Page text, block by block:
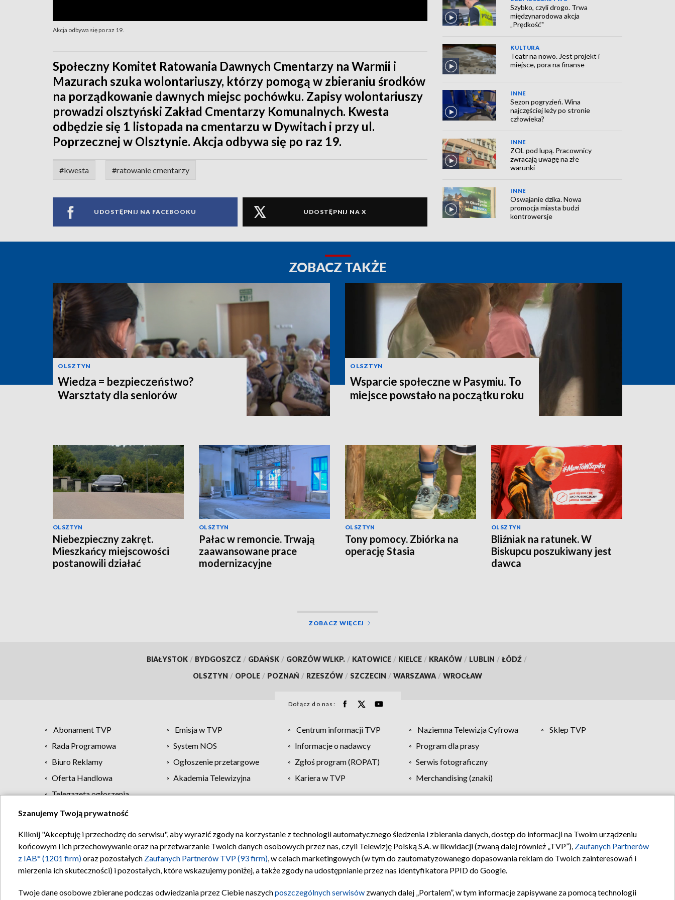
Akcja odbywa się po raz 19.
Społeczny Komitet Ratowania Dawnych Cmentarzy na Warmii i
Mazurach szuka wolontariuszy, którzy pomogą w zbieraniu środków
na porządkowanie dawnych miejsc pochówku. Zapisy wolontariuszy
prowadzi olsztyński Zakład Cmentarzy Komunalnych. Kwesta
odbędzie się 1 listopada na cmentarzu w Dywitach i przy ul.
Poprzecznej w Olsztynie. Akcja odbywa się po raz 19.
#kwesta #ratowanie cmentarzy
UDOSTĘPNIJ NA FACEBOOKU UDOSTĘPNIJ NA X
Szybko, czyli drogo. Trwa
międzynarodowa akcja
„Prędkość"
KULTURA
Teatr na nowo. Jest projekt i
miejsce, pora na finanse
INNE
Sezon pogryzień. Wina
najczęściej leży po stronie
człowieka?
INNE
ZOL pod lupą. Pracownicy
zwracają uwagę na złe
warunki
INNE
Oswajanie dzika. Nowa
promocja miasta budzi
kontrowersje
ZOBACZ TAKŻE
OLSZTYN
Wiedza = bezpieczeństwo?
Warsztaty dla seniorów
OLSZTYN
Wsparcie społeczne w Pasymiu. To
miejsce powstało na początku roku
OLSZTYN
Niebezpieczny zakręt.
Mieszkańcy miejscowości
postanowili działać
OLSZTYN
Pałac w remoncie. Trwają
zaawansowane prace
modernizacyjne
OLSZTYN
Tony pomocy. Zbiórka na
operację Stasia
OLSZTYN
Bliźniak na ratunek. W
Biskupcu poszukiwany jest
dawca
ZOBACZ WIĘCEJ
BIAŁYSTOK / BYDGOSZCZ / GDAŃSK / GORZÓW WLKP. / KATOWICE / KIELCE / KRAKÓW / LUBLIN / ŁÓDŹ /
OLSZTYN / OPOLE / POZNAŃ / RZESZÓW / SZCZECIN / WARSZAWA / WROCŁAW
Dołącz do nas:
Abonament TVP Emisja w TVP Centrum informacji TVP Naziemna Telewizja Cyfrowa
Sklep TVP
Rada Programowa
System NOS Informacje o nadawcy
Program dla prasy
Biuro Reklamy
Ogłoszenie przetargowe Zgłoś program (ROPAT)
Serwis fotograficzny
Oferta Handlowa
Akademia Telewizyjna Kariera w TVP
Merchandising (znaki)
Telegazeta ogłoszenia
Regulamin TVP Polityka prywatności Moje zgody Pomoc Biuro reklamy Kontakt
Szanujemy Twoją prywatność
Kliknij "Akceptuję i przechodzę do serwisu", aby wyrazić zgody na korzystanie z technologii automatycznego śledzenia i zbierania danych, dostęp do informacji na Twoim urządzeniu
końcowym i ich przechowywanie oraz na przetwarzanie Twoich danych osobowych przez nas, czyli Telewizję Polską S.A. w likwidacji (zwaną dalej również „TVP”), Zaufanych Partnerów
z IAB* (1201 firm)oraz pozostałych Zaufanych Partnerów TVP (93 firm), w celach marketingowych (w tym do zautomatyzowanego dopasowania reklam do Twoich zainteresowań i
mierzenia ich skuteczności) i pozostałych, które wskazujemy poniżej, a także zgody na udostępnianie przez nas identyfikatora PPID do Google.
Twoje dane osobowe zbierane podczas odwiedzania przez Ciebie naszychposzczególnych serwisów zwanych dalej „Portalem”, w tym informacje zapisywane za pomocą technologii